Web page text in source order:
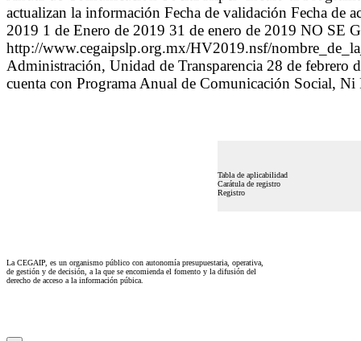
actualizan la información Fecha de validación Fecha de
2019 1 de Enero de 2019 31 de enero de 2019 NO
http://www.cegaipslp.org.mx/HV2019.nsf/
Administración, Unidad de Transparencia 28 de
cuenta con Programa Anual de Comunicación Social, Ni
Tabla de aplicabilidad
Carátula de registro
Registro
La CEGAIP, es un organismo público con autonomía presupuestaria, operativa,
de gestión y de decisión, a la que se encomienda el fomento y la difusión del
derecho de acceso a la información púbica.